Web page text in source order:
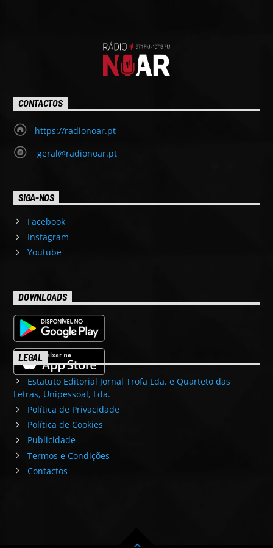
CONTACTOS
https://radionoar.pt
geral@radionoar.pt
SIGA-NOS
Facebook
Instagram
Youtube
DOWNLOADS
LEGAL
Estatuto Editorial Jornal Trofa Lda. e Quarteto das
Letras, Unipessoal, Lda.
Política de Privacidade
Política de Cookies
Publicidade
Termos e Condições
Contactos